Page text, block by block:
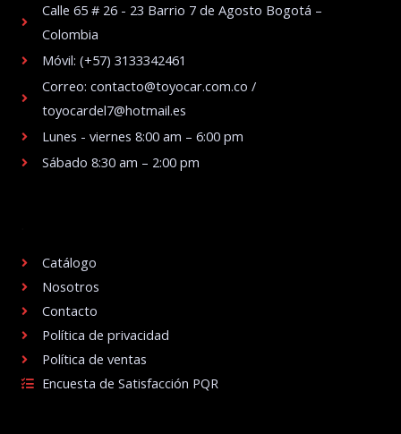
Calle 65 # 26 - 23 Barrio 7 de Agosto Bogotá –
Colombia
Móvil: (+57) 3133342461
Correo: contacto@toyocar.com.co /
toyocardel7@hotmail.es
Lunes - viernes 8:00 am – 6:00 pm
Sábado 8:30 am – 2:00 pm
Catálogo
Nosotros
Contacto
Política de privacidad
Política de ventas
Encuesta de Satisfacción PQR